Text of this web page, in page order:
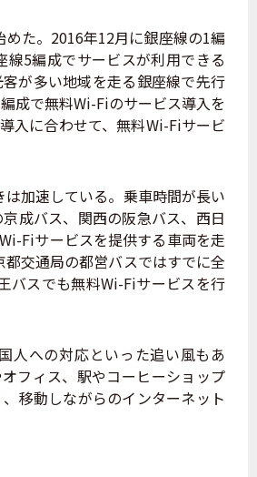
た。2016年12月に銀座線の1編
5編成でサービスが利用できる
が多い地域を走る銀座線で先行
成で無料Wi-Fiのサービス導入を
入に合わせて、無料Wi-Fiサービ
加速している。乗車時間が長い
成バス、関西の阪急バス、西日
Fiサービスを提供する車両を走
交通局の都営バスではすでに全
バスでも無料Wi-Fiサービスを行
人への対応といった追い風もあ
フィス、駅やコーヒーショップ
移動しながらのインターネット